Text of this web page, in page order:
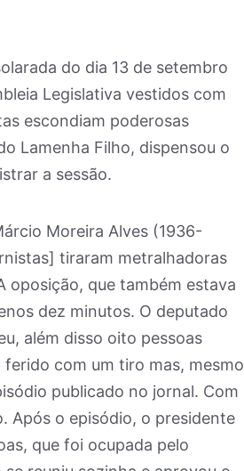
do dia 13 de setembro
Legislativa vestidos com
escondiam poderosas
Lamenha Filho, dispensou o
a sessão.
Moreira Alves (1936-
tiraram metralhadoras
oposição, que também estava
dez minutos. O deputado
além disso oito pessoas
com um tiro mas, mesmo
publicado no jornal. Com
Após o episódio, o presidente
que foi ocupada pelo